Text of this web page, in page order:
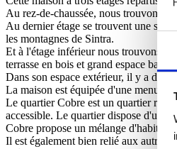
Au rez-de-chaussée, nous trouvons
Au dernier étage se trouvent une
les montagnes de Sintra.
Et à l'étage inférieur nous trouvons
terrasse en bois et grand espace
Dans son espace extérieur, il y a de la
La maison est équipée d'une
Le quartier Cobre est un quartier
accessible. Le quartier dispose d'une
Cobre propose un mélange
Il est également bien relié aux autres